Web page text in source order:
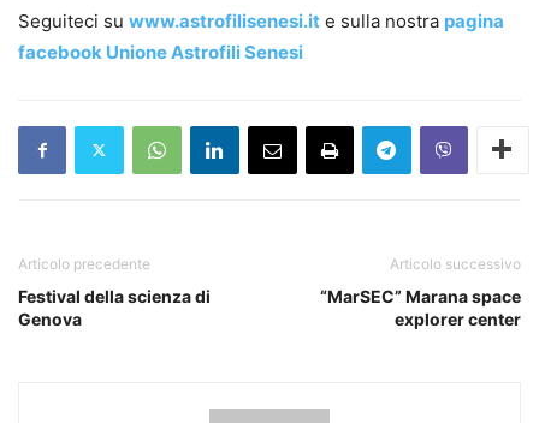
Seguiteci su www.astrofilisenesi.it e sulla nostra pagina
facebook Unione Astrofili Senesi
Articolo precedente
Festival della scienza di
Genova
Articolo successivo
“MarSEC” Marana space
explorer center